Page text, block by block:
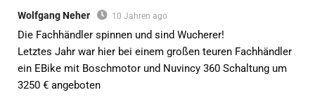
Wolfgang Neher 10 Jahren ago
Die Fachhändler spinnen und sind Wucherer!
Letztes Jahr war hier bei einem großen teuren Fachhändler
ein EBike mit Boschmotor und Nuvincy 360 Schaltung um
3250 € angeboten